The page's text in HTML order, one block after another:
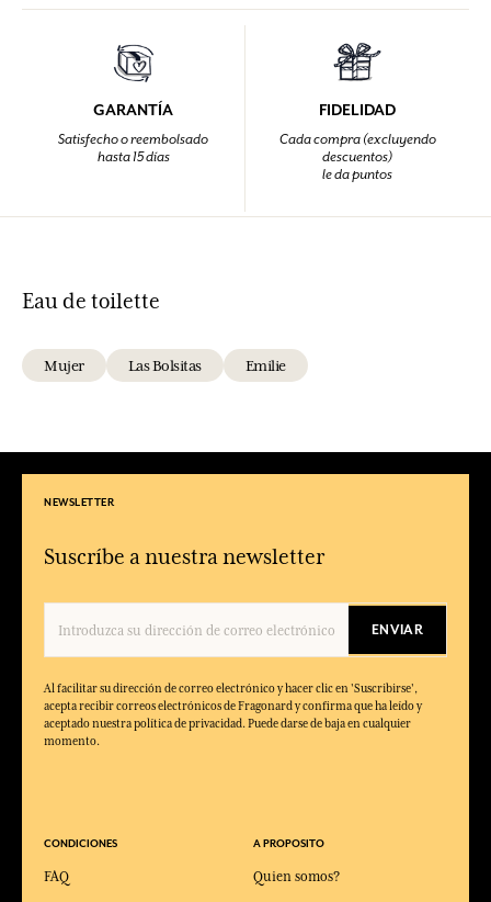
GARANTÍA
Satisfecho o reembolsado
hasta 15 días
FIDELIDAD
Cada compra (excluyendo
descuentos)
le da puntos
Eau de toilette
Mujer Las Bolsitas Emilie
NEWSLETTER
Suscríbe a nuestra newsletter
ENVIAR
Al facilitar su dirección de correo electrónico y hacer clic en 'Suscribirse',
acepta recibir correos electrónicos de Fragonard y confirma que ha leído y
aceptado nuestra política de privacidad. Puede darse de baja en cualquier
momento.
CONDICIONES
FAQ
A PROPOSITO
Quien somos?